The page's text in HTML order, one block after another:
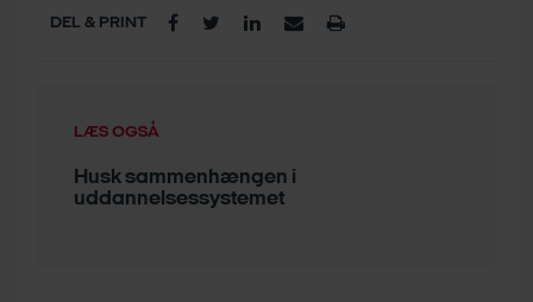
DEL & PRINT
LÆS OGSÅ
Husk sammenhængen i
uddannelsessystemet